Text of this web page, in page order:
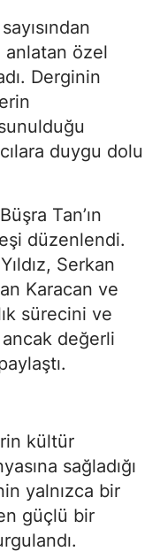
özel
Derginin
duygu dolu
Tan’ın
düzenlendi.
Serkan
Karacan ve
sürecini ve
ancak değerli
kültür
sağladığı
yalnızca bir
güçlü bir